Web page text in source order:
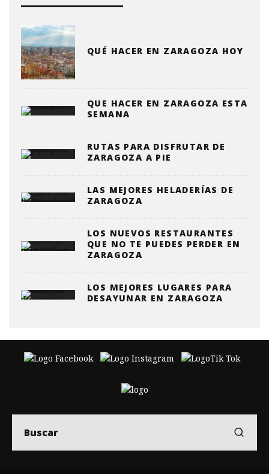
QUÉ HACER EN ZARAGOZA HOY
QUE HACER EN ZARAGOZA ESTA
SEMANA
RUTAS PARA DISFRUTAR DE
ZARAGOZA A PIE
LAS MEJORES HELADERÍAS DE
ZARAGOZA
LOS NUEVOS RESTAURANTES
QUE NO TE PUEDES PERDER EN
ZARAGOZA
LOS MEJORES LUGARES PARA
DESAYUNAR EN ZARAGOZA